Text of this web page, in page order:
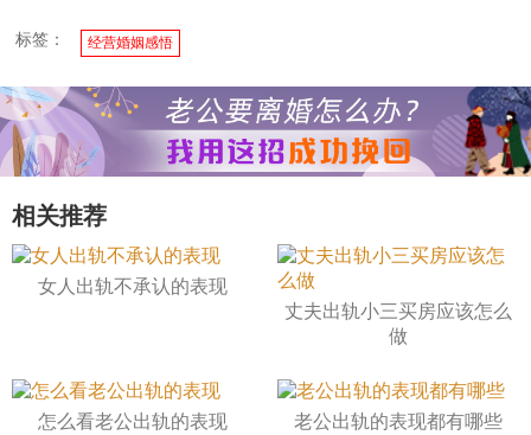
标签： 经营婚姻感悟
相关推荐
女人出轨不承认的表现
丈夫出轨小三买房应该怎么
做
怎么看老公出轨的表现 老公出轨的表现都有哪些